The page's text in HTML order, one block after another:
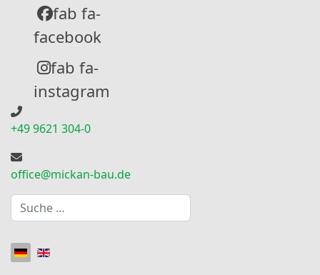
fab fa-
facebook
fab fa-
instagram
+49 9621 304-0
office@mickan-bau.de
Suchen
Sprache auswählen